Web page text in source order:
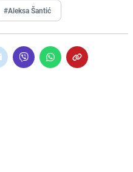
#Aleksa Šantić